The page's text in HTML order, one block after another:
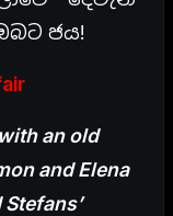
ජය!
an old
and Elena